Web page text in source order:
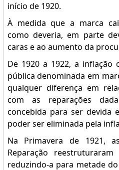
início de 1920.
À medida que a marca
como deveria, em parte
caras e ao aumento da
De 1920 a 1922, a
pública denominada em
qualquer diferença em
com as reparações
concebida para ser devida
poder ser eliminada pela
Na Primavera de 1921,
Reparação
reduzindo-a para metade